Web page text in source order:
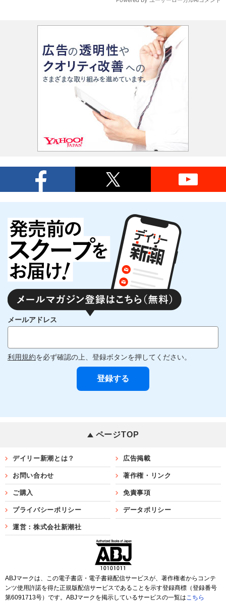
メールアドレス
利用規約を必ず確認の上、登録ボタンを押してください。
ページTOP
デイリー新潮とは？ 広告掲載
お問い合わせ 著作権・リンク
ご購入 免責事項
プライバシーポリシー データポリシー
運営：株式会社新潮社
ABJマークは、この電子書店・電子書籍配信サービスが、著作権者からコンテ
ンツ使用許諾を得た正規版配信サービスであることを示す登録商標（登録番号
第6091713号）です。ABJマークを掲示しているサービスの一覧はこちら